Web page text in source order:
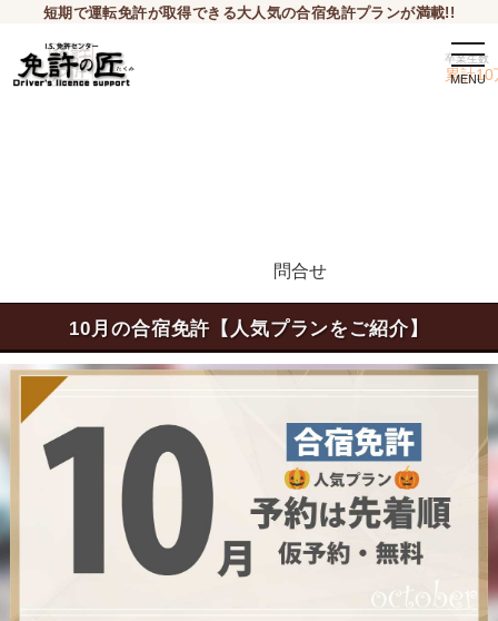
短期で運転免許が取得できる大人気の合宿免許プランが満載!!
卒業生数
累計10
問合せ
10月の合宿免許 【人気プランをご紹介】